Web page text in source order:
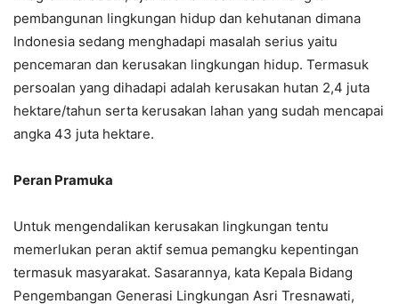
pembangunan lingkungan hidup dan kehutanan dimana
Indonesia sedang menghadapi masalah serius yaitu
pencemaran dan kerusakan lingkungan hidup. Termasuk
persoalan yang dihadapi adalah kerusakan hutan 2,4 juta
hektare/tahun serta kerusakan lahan yang sudah mencapai
angka 43 juta hektare.
Peran Pramuka
Untuk mengendalikan kerusakan lingkungan tentu
memerlukan peran aktif semua pemangku kepentingan
termasuk masyarakat. Sasarannya, kata Kepala Bidang
Pengembangan Generasi Lingkungan Asri Tresnawati,